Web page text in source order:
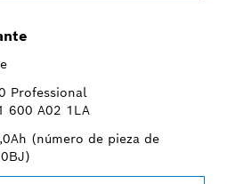
Professional
600 A02 1LA
(número de pieza de